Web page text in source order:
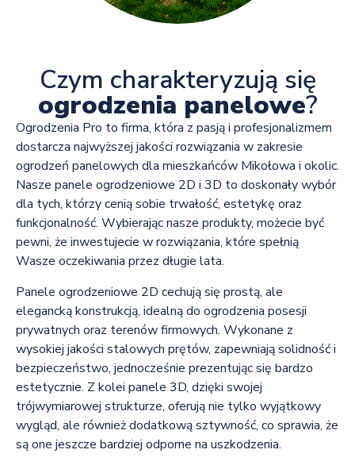
Czym charakteryzują się
ogrodzenia panelowe?
Ogrodzenia Pro to firma, która z pasją i profesjonalizmem
dostarcza najwyższej jakości rozwiązania w zakresie
ogrodzeń panelowych dla mieszkańców Mikołowa i okolic.
Nasze panele ogrodzeniowe 2D i 3D to doskonały wybór
dla tych, którzy cenią sobie trwałość, estetykę oraz
funkcjonalność. Wybierając nasze produkty, możecie być
pewni, że inwestujecie w rozwiązania, które spełnią
Wasze oczekiwania przez długie lata.
Panele ogrodzeniowe 2D cechują się prostą, ale
elegancką konstrukcją, idealną do ogrodzenia posesji
prywatnych oraz terenów firmowych. Wykonane z
wysokiej jakości stalowych prętów, zapewniają solidność i
bezpieczeństwo, jednocześnie prezentując się bardzo
estetycznie. Z kolei panele 3D, dzięki swojej
trójwymiarowej strukturze, oferują nie tylko wyjątkowy
wygląd, ale również dodatkową sztywność, co sprawia, że
są one jeszcze bardziej odporne na uszkodzenia.